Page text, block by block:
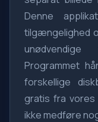
Denne
tilgængelighed
Programmet
forskellige
gratis fra vores
ikke medføre